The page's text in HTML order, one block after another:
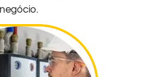
negócio.